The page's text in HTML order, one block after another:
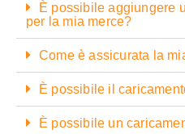
È possibile aggiungere
per la mia merce?
Come è assicurata la
È possibile il
È possibile un